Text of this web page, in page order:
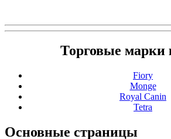
Торговые марки
Fiory
Monge
Royal Canin
Tetra
Основные страницы